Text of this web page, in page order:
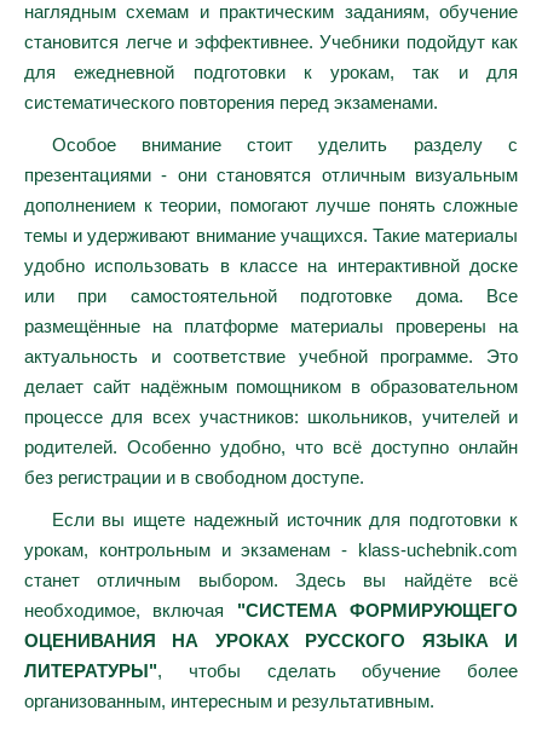
наглядным схемам и практическим заданиям, обучение
становится легче и эффективнее. Учебники подойдут как
для ежедневной подготовки к урокам, так и для
систематического повторения перед экзаменами.
Особое внимание стоит уделить разделу с
презентациями - они становятся отличным визуальным
дополнением к теории, помогают лучше понять сложные
темы и удерживают внимание учащихся. Такие материалы
удобно использовать в классе на интерактивной доске
или при самостоятельной подготовке дома. Все
размещённые на платформе материалы проверены на
актуальность и соответствие учебной программе. Это
делает сайт надёжным помощником в образовательном
процессе для всех участников: школьников, учителей и
родителей. Особенно удобно, что всё доступно онлайн
без регистрации и в свободном доступе.
Если вы ищете надежный источник для подготовки к
урокам, контрольным и экзаменам - klass-uchebnik.com
станет отличным выбором. Здесь вы найдёте всё
необходимое, включая "СИСТЕМА ФОРМИРУЮЩЕГО
ОЦЕНИВАНИЯ НА УРОКАХ РУССКОГО ЯЗЫКА И
ЛИТЕРАТУРЫ", чтобы сделать обучение более
организованным, интересным и результативным.